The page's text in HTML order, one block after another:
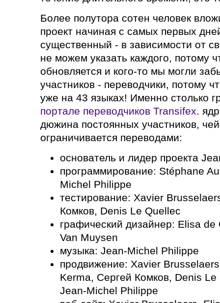
Более полутора сотен человек
проект начиная с самых первых
существенный - в зависимости от
не можем указать каждого, потому
обновляется и кого-то мы могли
участников - переводчики, потому
уже на 43 языках! Именно столько
портале переводчиков Transifex.
дюжина постоянных участников,
ограничивается переводами:
основатель и лидер проекта
программирование: Stéphane
Michel Philippe
тестирование: Xavier
Комков, Denis Le Quellec
графический дизайнер: Elisa
Van Muysen
музыка: Jean-Michel Philippe
продвижение: Xavier
Kerma, Сергей Комков, Denis
Jean-Michel Philippe